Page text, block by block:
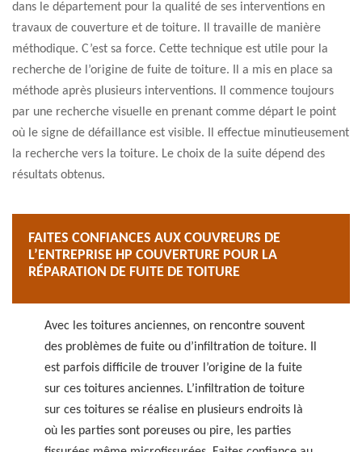
dans le département pour la qualité de ses interventions en
travaux de couverture et de toiture. Il travaille de manière
méthodique. C’est sa force. Cette technique est utile pour la
recherche de l’origine de fuite de toiture. Il a mis en place sa
méthode après plusieurs interventions. Il commence toujours
par une recherche visuelle en prenant comme départ le point
où le signe de défaillance est visible. Il effectue minutieusement
la recherche vers la toiture. Le choix de la suite dépend des
résultats obtenus.
FAITES CONFIANCES AUX COUVREURS DE
L’ENTREPRISE HP COUVERTURE POUR LA
RÉPARATION DE FUITE DE TOITURE
Avec les toitures anciennes, on rencontre souvent
des problèmes de fuite ou d’infiltration de toiture. Il
est parfois difficile de trouver l’origine de la fuite
sur ces toitures anciennes. L’infiltration de toiture
sur ces toitures se réalise en plusieurs endroits là
où les parties sont poreuses ou pire, les parties